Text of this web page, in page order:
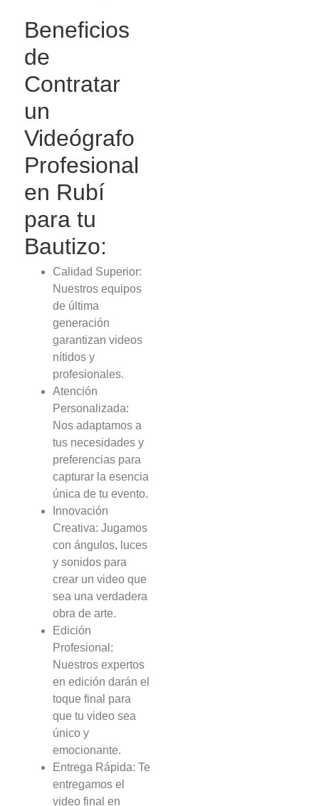
Beneficios
de
Contratar
un
Videógrafo
Profesional
en Rubí
para tu
Bautizo:
Calidad Superior:
Nuestros equipos
de última
generación
garantizan videos
nítidos y
profesionales.
Atención
Personalizada:
Nos adaptamos a
tus necesidades y
preferencias para
capturar la esencia
única de tu evento.
Innovación
Creativa: Jugamos
con ángulos, luces
y sonidos para
crear un video que
sea una verdadera
obra de arte.
Edición
Profesional:
Nuestros expertos
en edición darán el
toque final para
que tu video sea
único y
emocionante.
Entrega Rápida: Te
entregamos el
video final en